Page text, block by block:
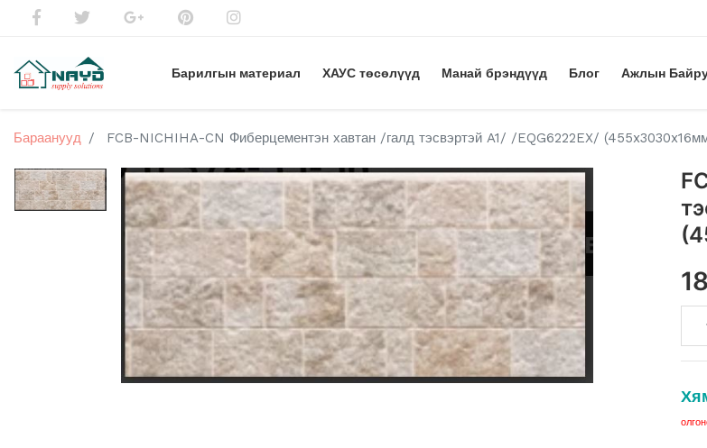
Барилгын материал ХАУС төсөлүүд Манай брэндүүд Блог Ажлын
Бараанууд FCB-NICHIHA-CN Фиберцементэн хавтан /галд тэсвэртэй A1/ /EQG6222EX/